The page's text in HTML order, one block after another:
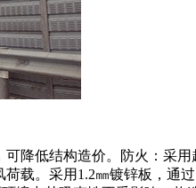
降低结构造价。防火：采
载。采用1.2㎜镀锌板，通